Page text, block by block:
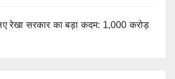
रेखा सरकार का बड़ा कदम: 1,000 करोड़